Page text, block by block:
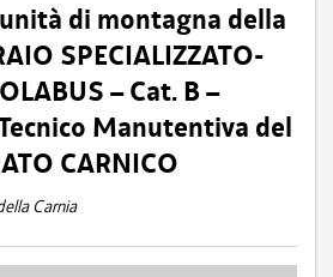
di montagna della
SPECIALIZZATO-
– Cat. B –
Manutentiva del
CARNICO
Carnia